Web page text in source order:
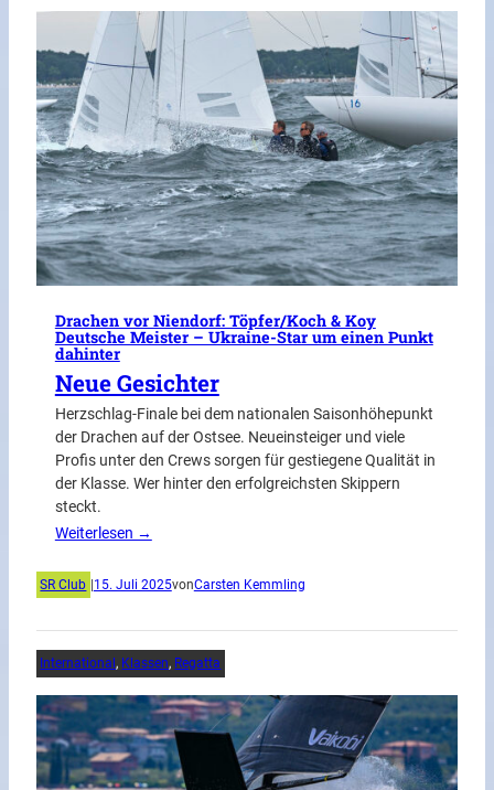
Drachen vor Niendorf: Töpfer/Koch & Koy
Deutsche Meister – Ukraine-Star um einen Punkt
dahinter
Neue Gesichter
Herzschlag-Finale bei dem nationalen Saisonhöhepunkt
der Drachen auf der Ostsee. Neueinsteiger und viele
Profis unter den Crews sorgen für gestiegene Qualität in
der Klasse. Wer hinter den erfolgreichsten Skippern
steckt.
Weiterlesen →
SR Club 15. Juli 2025vonCarsten Kemmling
International, Klassen, Regatta